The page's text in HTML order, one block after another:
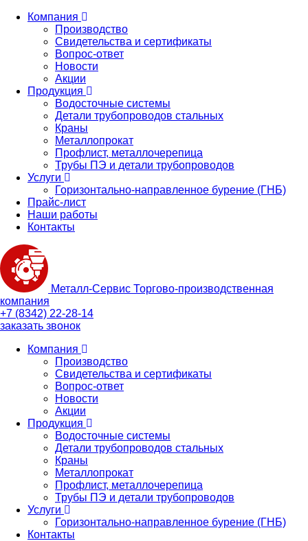
Компания
Производство
Свидетельства и сертификаты
Вопрос-ответ
Новости
Акции
Продукция
Водосточные системы
Детали трубопроводов стальных
Краны
Металлопрокат
Профлист, металлочерепица
Трубы ПЭ и детали трубопроводов
Услуги
Горизонтально-направленное бурение (ГНБ)
Прайс-лист
Наши работы
Контакты
Металл-Сервис Торгово-производственная
компания
+7 (8342) 22-28-14
заказать звонок
Компания
Производство
Свидетельства и сертификаты
Вопрос-ответ
Новости
Акции
Продукция
Водосточные системы
Детали трубопроводов стальных
Краны
Металлопрокат
Профлист, металлочерепица
Трубы ПЭ и детали трубопроводов
Услуги
Горизонтально-направленное бурение (ГНБ)
Контакты